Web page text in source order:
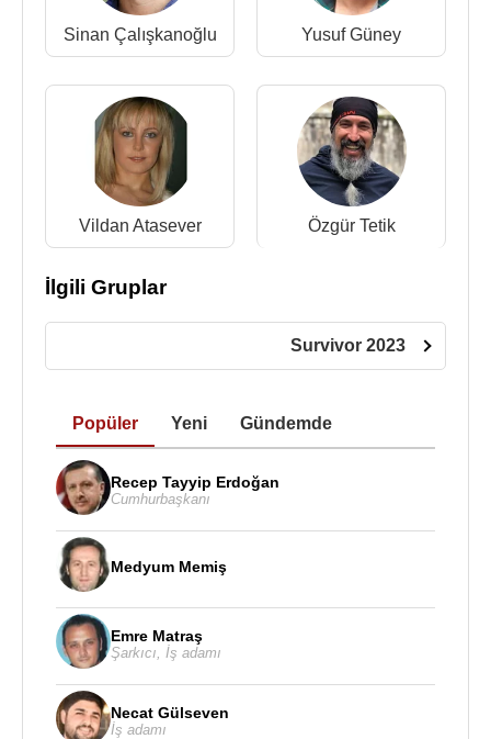
Sinan Çalışkanoğlu Yusuf Güney
Vildan Atasever Özgür Tetik
İlgili Gruplar
Survivor 2023
Popüler Yeni Gündemde
Recep Tayyip Erdoğan
Cumhurbaşkanı
Medyum Memiş
Emre Matraş
Şarkıcı İş adamı
Necat Gülseven
İş adamı